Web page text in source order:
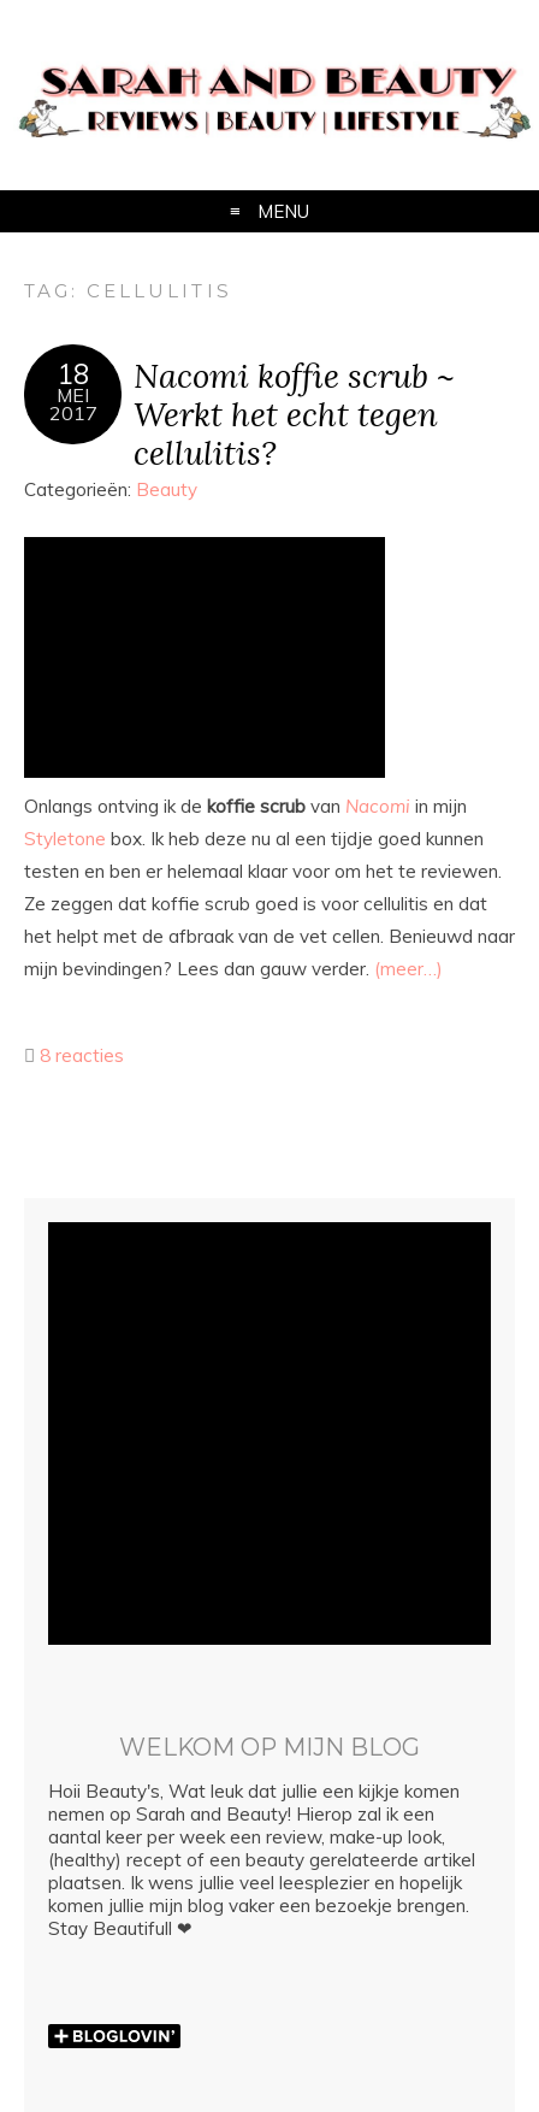
MENU
TAG: CELLULITIS
18
MEI
2017
Nacomi koffie scrub ~
Werkt het echt tegen
cellulitis?
Categorieën: Beauty
Onlangs ontving ik de koffie scrub van Nacomi in mijn
Styletone box. Ik heb deze nu al een tijdje goed kunnen
testen en ben er helemaal klaar voor om het te reviewen.
Ze zeggen dat koffie scrub goed is voor cellulitis en dat
het helpt met de afbraak van de vet cellen. Benieuwd naar
mijn bevindingen? Lees dan gauw verder. (meer…)
8 reacties
WELKOM OP MIJN BLOG
Hoii Beauty's, Wat leuk dat jullie een kijkje komen
nemen op Sarah and Beauty! Hierop zal ik een
aantal keer per week een review, make-up look,
(healthy) recept of een beauty gerelateerde artikel
plaatsen. Ik wens jullie veel leesplezier en hopelijk
komen jullie mijn blog vaker een bezoekje brengen.
Stay Beautifull ❤